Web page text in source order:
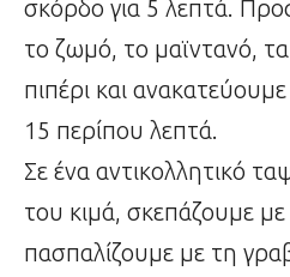
σκόρδο για 5 λεπτά.
το ζωμό, το μαϊντανό,
πιπέρι και
15 περίπου λεπτά.
Σε ένα αντικολλητικό
του κιμά, σκεπάζουμε με
πασπαλίζουμε με τη